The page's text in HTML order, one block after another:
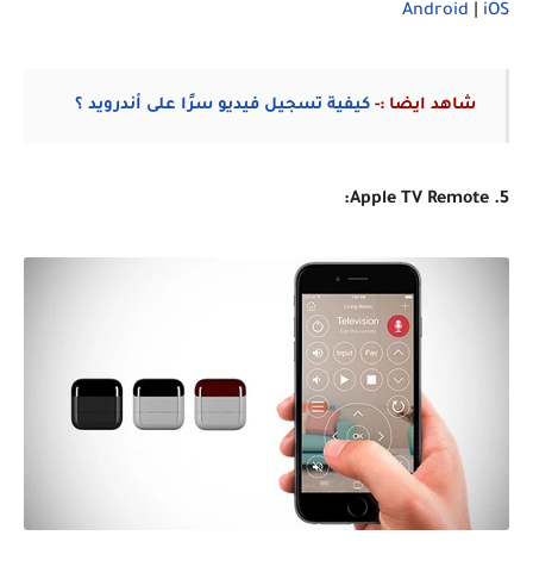
Android iOS
شاهد ايضا :- كيفية تسجيل فيديو سرًا على أندرويد ؟
5. Apple TV Remote: